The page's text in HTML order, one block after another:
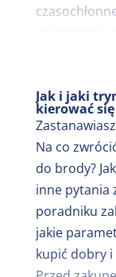
wielu
wykonania,
codziennym
była
trymerów do
sklepach
Jak i jaki
kierować
Na co
do brody?
inne pytania
poradniku
jakie
kupić dobry